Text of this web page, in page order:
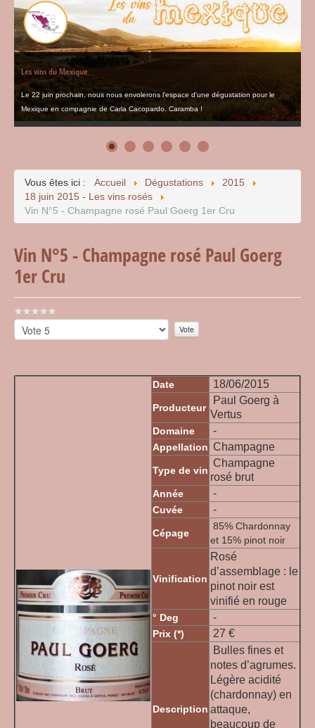
Les vins du Mexique
Le 22 juin prochain, nous nous envolerons l'espace d'une dégustation pour le
Mexique en compagnie de Carla Cacopardo. Caramba !
Vous êtes ici : Accueil Dégustations
2015
18 juin 2015 - Les vins rosés
Vin N°5 - Champagne rosé Paul Goerg 1er Cru
Vin N°5 - Champagne rosé Paul Goerg
1er Cru
Vote
utilisateur:
Veuillez
voter
Date 18/06/2015
Producteur
Paul Goerg à
Vertus
Domaine -
Appellation Champagne
Type de vin
Champagne
rosé brut
Année -
Cuvée -
Cépage
85% Chardonnay
et 15% pinot noir
Vinification
Rosé
d’assemblage : le
pinot noir est
vinifié en rouge
° Deg -
Prix (*) 27 €
Description
Bulles fines et
notes d’agrumes.
Légère acidité
(chardonnay) en
attaque,
beaucoup de